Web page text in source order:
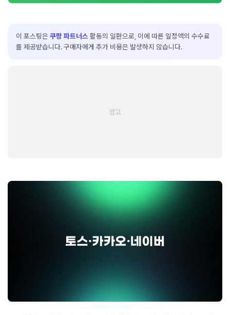
이 포스팅은 쿠팡 파트너스 활동의 일환으로, 이에 따른 일정액의 수수료
를 제공받습니다. 구매자에게 추가 비용은 발생하지 않습니다.